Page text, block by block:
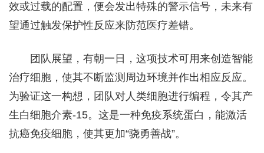
效或过载的配置，便会发出特殊的警示信号，未来有
望通过触发保护性反应来防范医疗差错。
团队展望，有朝一日，这项技术可用来创造智能
治疗细胞，使其不断监测周边环境并作出相应反应。
为验证这一构想，团队对人类细胞进行编程，令其产
生白细胞介素-15。这是一种免疫系统蛋白，能激活
抗癌免疫细胞，使其更加“骁勇善战”。